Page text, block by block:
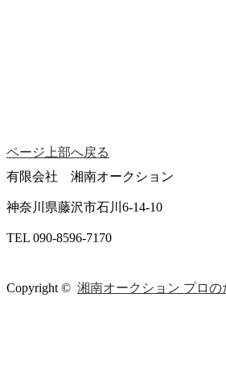
ページ上部へ戻る
有限会社 湘南オークション
神奈川県藤沢市石川6-14-10
TEL 090-8596-7170
Copyright © 湘南オークション プロ